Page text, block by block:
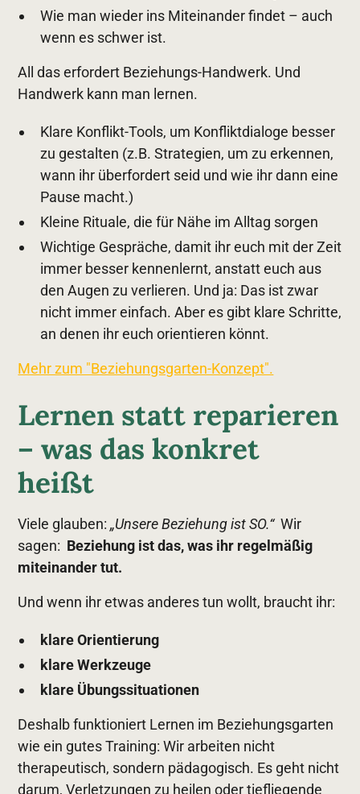
Wie man wieder ins Miteinander findet – auch
wenn es schwer ist.
All das erfordert Beziehungs-Handwerk. Und
Handwerk kann man lernen.
Klare Konflikt-Tools, um Konfliktdialoge besser
zu gestalten (z.B. Strategien, um zu erkennen,
wann ihr überfordert seid und wie ihr dann eine
Pause macht.)
Kleine Rituale, die für Nähe im Alltag sorgen
Wichtige Gespräche, damit ihr euch mit der Zeit
immer besser kennenlernt, anstatt euch aus
den Augen zu verlieren. Und ja: Das ist zwar
nicht immer einfach. Aber es gibt klare Schritte,
an denen ihr euch orientieren könnt.
Mehr zum "Beziehungsgarten-Konzept".
Lernen statt reparieren
– was das konkret
heißt
Viele glauben:„Unsere Beziehung ist SO.“Wir
sagen: Beziehung ist das, was ihr regelmäßig
miteinander tut.
Und wenn ihr etwas anderes tun wollt, braucht ihr:
klare Orientierung
klare Werkzeuge
klare Übungssituationen
Deshalb funktioniert Lernen im Beziehungsgarten
wie ein gutes Training: Wir arbeiten nicht
therapeutisch, sondern pädagogisch. Es geht nicht
darum, Verletzungen zu heilen oder tiefliegende